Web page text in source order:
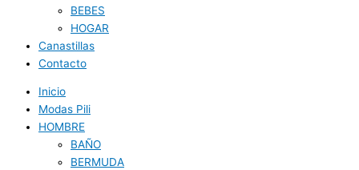
BEBES
HOGAR
Canastillas
Contacto
Inicio
Modas Pili
HOMBRE
BAÑO
BERMUDA